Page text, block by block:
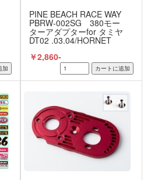
PINE BEACH RACE WAY
PBRW-002SG 380モー
ターアダプターfor タミヤ
DT02 .03.04/HORNET
￥2,860-